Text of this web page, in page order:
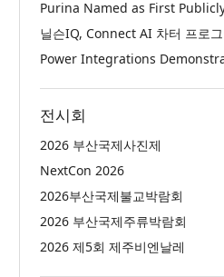
전시회
2026 부산국제사진제
NextCon 2026
2026부산국제불교박람회
2026 부산국제주류박람회
2026 제5회 제주비엔날레